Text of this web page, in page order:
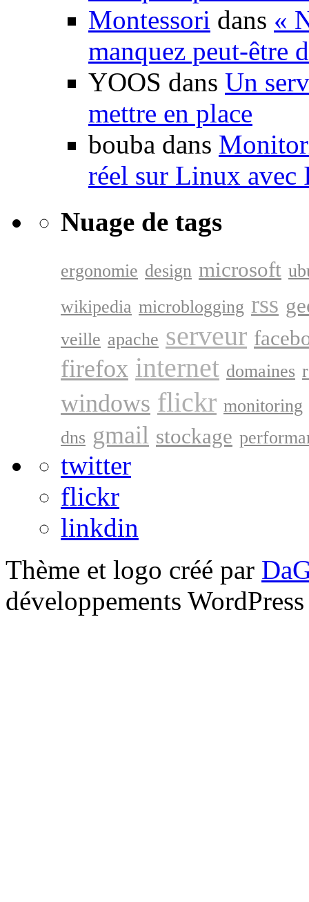
Montessori dans «
manquez peut-être
YOOS dans Un
mettre en place
bouba dans
réel sur Linux avec
Nuage de tags
ergonomie design microsoft
wikipedia microblogging rss
veille apache serveur
firefox internet domaines
windows flickr monitoring
dns gmail stockage
twitter
flickr
linkdin
Thème et logo créé par
développements